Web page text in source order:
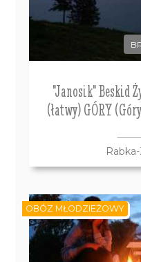
"Janosik" Beskid
(łatwy) GÓRY
OBÓZ MŁODZIEŻOWY